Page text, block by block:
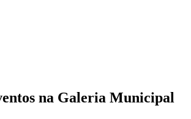
na Galeria Municipal